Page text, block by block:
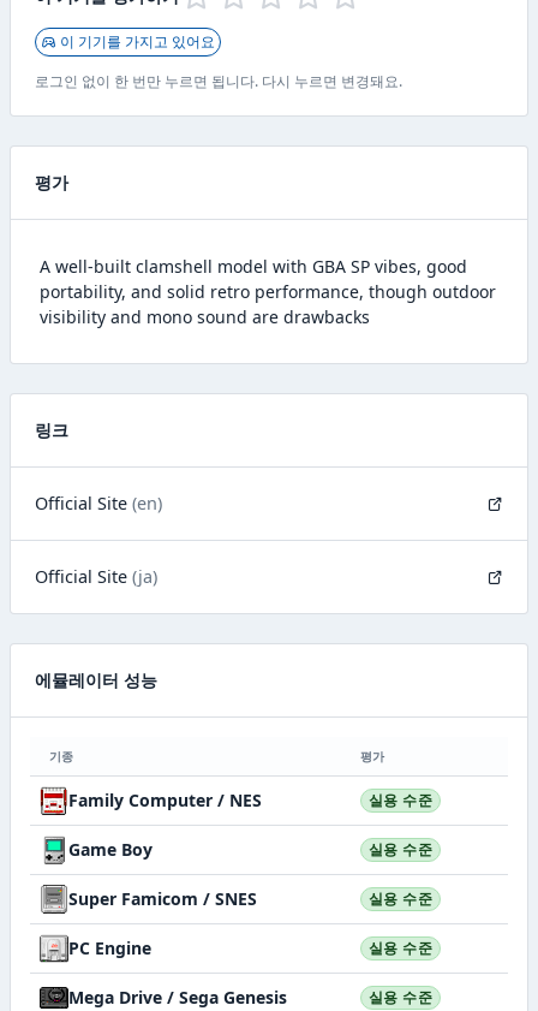
이 기기를 가지고 있어요
로그인 없이 한 번만 누르면 됩니다. 다시 누르면 변경돼요.
평가
A well-built clamshell model with GBA SP vibes, good
portability, and solid retro performance, though outdoor
visibility and mono sound are drawbacks
링크
Official Site (en)
Official Site (ja)
에뮬레이터 성능
기종 평가
Family Computer / NES 실용 수준
Game Boy 실용 수준
Super Famicom / SNES 실용 수준
PC Engine 실용 수준
Mega Drive / Sega Genesis 실용 수준